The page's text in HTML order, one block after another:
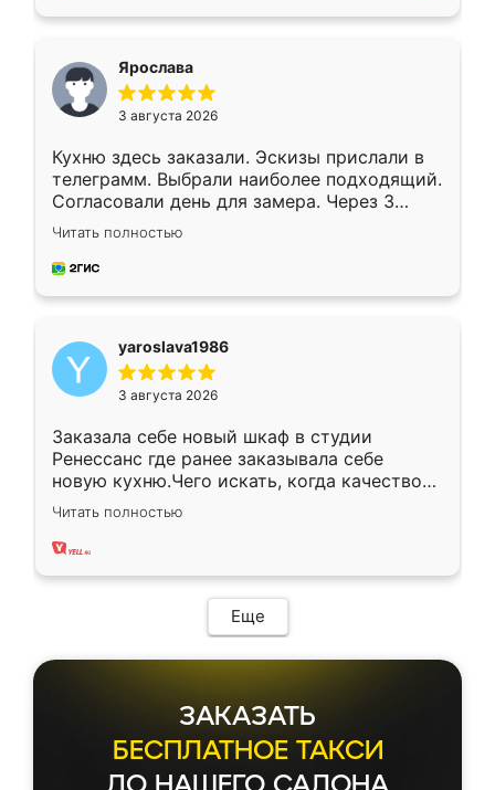
Ярослава
3 августа 2026
Кухню здесь заказали. Эскизы прислали в
телеграмм. Выбрали наиболее подходящий.
Согласовали день для замера. Через 3
недели кухня была уже готова. Остались
довольны работой. Спасибо Ренессанс
мебель за качественную работу!
Читать полностью
yaroslava1986
3 августа 2026
Заказала себе новый шкаф в студии
Ренессанс где ранее заказывала себе
новую кухню.Чего искать, когда качеством
вполне довольна. Служит кухня уже почти
два года, нареканий нет.
Читать полностью
Еще
ЗАКАЗАТЬ
БЕСПЛАТНОЕ ТАКСИ